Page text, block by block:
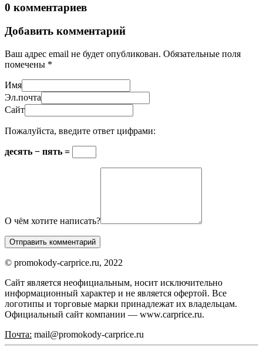
0 комментариев
Добавить комментарий
Ваш адрес email не будет опубликован. Обязательные поля
помечены *
Имя
Эл.почта
Сайт
Пожалуйста, введите ответ цифрами:
десять − пять =
О чём хотите написать?
© promokody-carprice.ru, 2022
Сайт является неофициальным, носит исключительно
информационный характер и не является офертой. Все
логотипы и торговые марки принадлежат их владельцам.
Официальный сайт компании — www.carprice.ru.
Почта: mail@promokody-carprice.ru